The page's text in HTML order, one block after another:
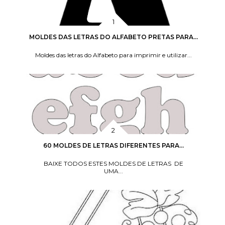
MOLDES DAS LETRAS DO ALFABETO PRETAS PARA...
Moldes das letras do Alfabeto para imprimir e utilizar...
60 MOLDES DE LETRAS DIFERENTES PARA...
BAIXE TODOS ESTES MOLDES DE LETRAS DE
UMA...